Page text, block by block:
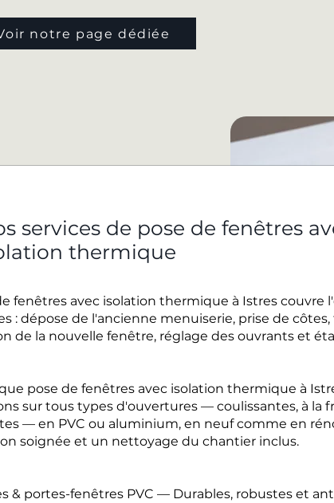
notre page dédiée
services de pose de fenêtres
thermique
fenêtres avec isolation thermique à Istres couvre
: dépose de l'ancienne menuiserie, prise de
de la nouvelle fenêtre, réglage des ouvrants et
pose de fenêtres avec isolation thermique à
sur tous types d'ouvertures — coulissantes, à la
— en PVC ou aluminium, en neuf comme en
soignée et un nettoyage du chantier inclus.
& portes-fenêtres PVC — Durables, robustes et